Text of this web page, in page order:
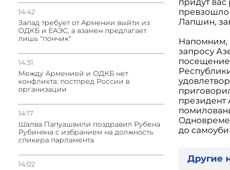
14:42
Запад требует от Армении выйти из
ОДКБ и ЕАЭС, а взамен предлагает
лишь "пончик"
14:31
Между Арменией и ОДКБ нет
конфликта: постпред России в
организации
14:17
Шалва Папуашвили поздравил Рубена
Рубиняна с избранием на должность
спикера парламента
14:02
превзошло
Лапшин,
Напомним,
запросу
посещение
до
Другие